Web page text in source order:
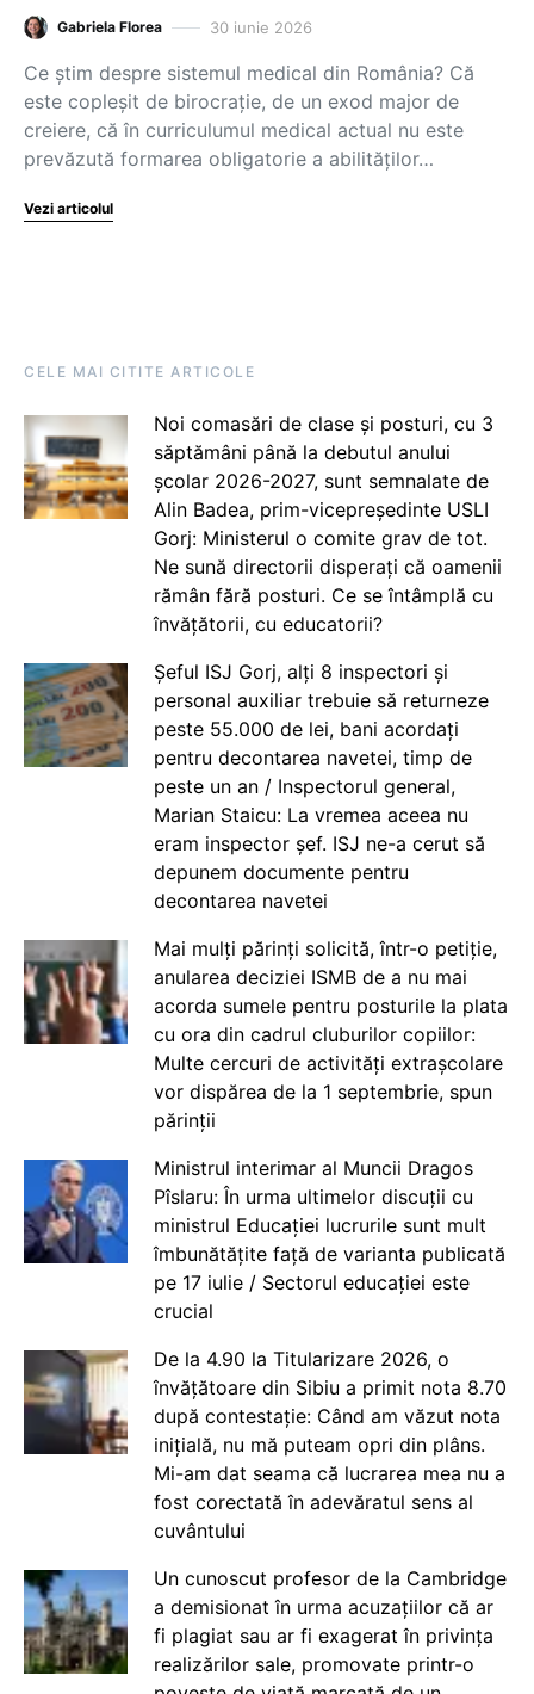
Gabriela Florea 30 iunie 2026
Ce știm despre sistemul medical din România? Că
este copleșit de birocrație, de un exod major de
creiere, că în curriculumul medical actual nu este
prevăzută formarea obligatorie a abilităților…
Vezi articolul
CELE MAI CITITE ARTICOLE
Noi comasări de clase și posturi, cu 3
săptămâni până la debutul anului
școlar 2026-2027, sunt semnalate de
Alin Badea, prim-vicepreședinte USLI
Gorj: Ministerul o comite grav de tot.
Ne sună directorii disperați că oamenii
rămân fără posturi. Ce se întâmplă cu
învățătorii, cu educatorii?
Șeful ISJ Gorj, alți 8 inspectori și
personal auxiliar trebuie să returneze
peste 55.000 de lei, bani acordați
pentru decontarea navetei, timp de
peste un an / Inspectorul general,
Marian Staicu: La vremea aceea nu
eram inspector șef. ISJ ne-a cerut să
depunem documente pentru
decontarea navetei
Mai mulți părinți solicită, într-o petiție,
anularea deciziei ISMB de a nu mai
acorda sumele pentru posturile la plata
cu ora din cadrul cluburilor copiilor:
Multe cercuri de activități extrașcolare
vor dispărea de la 1 septembrie, spun
părinții
Ministrul interimar al Muncii Dragos
Pîslaru: În urma ultimelor discuții cu
ministrul Educației lucrurile sunt mult
îmbunătățite față de varianta publicată
pe 17 iulie / Sectorul educației este
crucial
De la 4.90 la Titularizare 2026, o
învățătoare din Sibiu a primit nota 8.70
după contestație: Când am văzut nota
inițială, nu mă puteam opri din plâns.
Mi-am dat seama că lucrarea mea nu a
fost corectată în adevăratul sens al
cuvântului
Un cunoscut profesor de la Cambridge
a demisionat în urma acuzațiilor că ar
fi plagiat sau ar fi exagerat în privința
realizărilor sale, promovate printr-o